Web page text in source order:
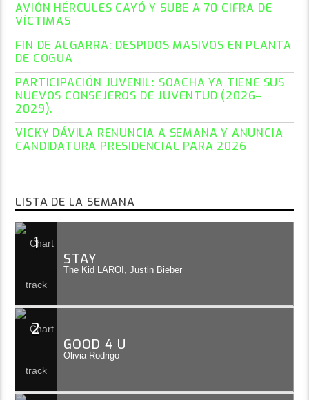
AVIÓN HÉRCULES CAYÓ Y SUBE A 70 CIFRA DE
VÍCTIMAS
FIN DE ALGARRA: DESPIDOS MASIVOS EN PLANTA
DE COGUA
PARTICIPACIÓN JUVENIL: SOACHA YA TIENE SUS
NUEVOS CONSEJEROS DE JUVENTUD (2026–
2029).
VICKY DÁVILA RENUNCIA A SEMANA Y ANUNCIA
CANDIDATURA PRESIDENCIAL PARA 2026
LISTA DE LA SEMANA
1
STAY
The Kid LAROI, Justin Bieber
2
GOOD 4 U
Olivia Rodrigo